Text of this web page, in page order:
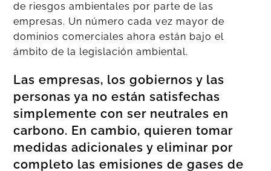
de riesgos ambientales por parte de las
empresas. Un número cada vez mayor de
dominios comerciales ahora están bajo el
ámbito de la legislación ambiental.
Las empresas, los gobiernos y las
personas ya no están satisfechas
simplemente con ser neutrales en
carbono. En cambio, quieren tomar
medidas adicionales y eliminar por
completo las emisiones de gases de